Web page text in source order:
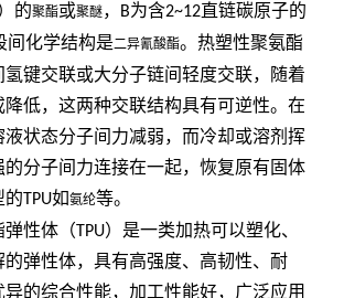
）的聚酯或聚醚， B为含2~12 直链碳原子的
间化学结构是二异氰酸酯。热塑性聚氨酯
氢键交联或大分子链间轻度交联，随着
降低，这两种交联结构具有可逆性。在
液状态分子间力减弱，而冷却或溶剂挥
的分子间力连接在一起，恢复原有固体
的TPU如氨纶等。
弹性体（TPU）是一类加热可以塑化、
的弹性体，具有高强度、高韧性、耐
异的综合性能，加工性能好，广泛应用